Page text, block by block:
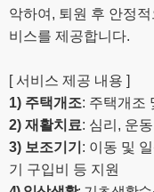
악하여 , 퇴원 후 안정
비스를 제공합니다.
[서비스 제공 내용 ]
1) 주택개조: 주택개조
2) 재활치료: 심리 , 운동
3) 보조기기 : 이동 및
기 구입비 등 지원